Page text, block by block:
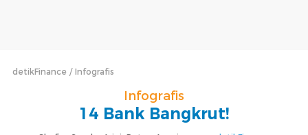
detikFinance Infografis
Infografis
14 Bank Bangkrut!